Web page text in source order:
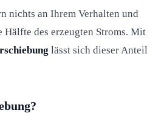
nichts an Ihrem Verhalten und
des erzeugten Stroms. Mit
lässt sich dieser Anteil